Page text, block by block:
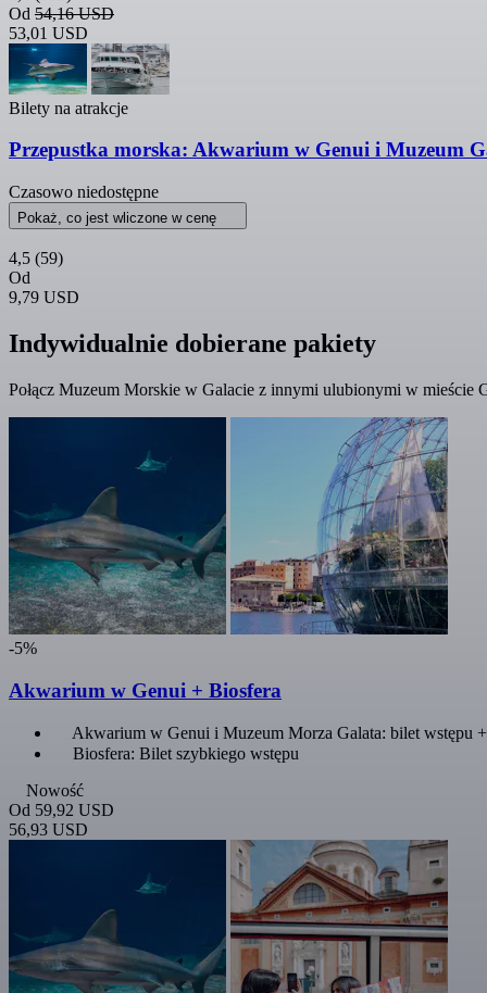
Od 54,16 USD
53,01 USD
Bilety na atrakcje
Przepustka morska: Akwarium w Genui i Muzeum
Czasowo niedostępne
Pokaż, co jest wliczone w cenę
4,5 (59)
Od
9,79 USD
Indywidualnie dobierane pakiety
Połącz Muzeum Morskie w Galacie z innymi ulubionymi w mieście
-5%
Akwarium w Genui + Biosfera
Akwarium w Genui i Muzeum Morza Galata: bilet wstępu
Biosfera: Bilet szybkiego wstępu
Nowość
Od 59,92 USD
56,93 USD